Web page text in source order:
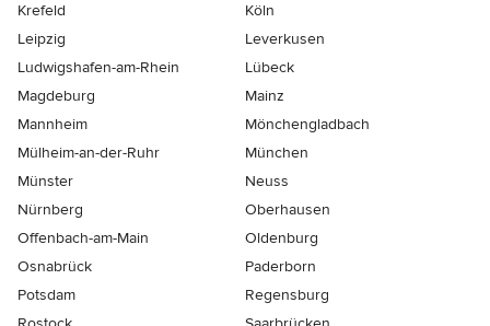
Krefeld
Köln
Leipzig
Leverkusen
Ludwigshafen-am-Rhein
Lübeck
Magdeburg
Mainz
Mannheim
Mönchen­gladbach
Mülheim-an-der-Ruhr
München
Münster
Neuss
Nürnberg
Oberhausen
Offenbach-am-Main
Oldenburg
Osnabrück
Paderborn
Potsdam
Regensburg